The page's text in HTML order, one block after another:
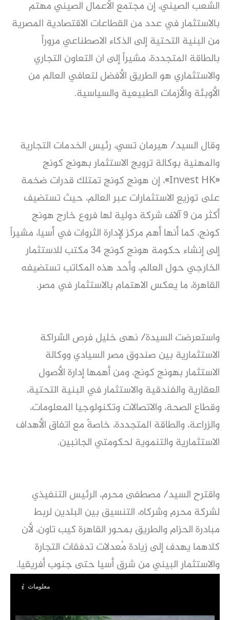
الشعب الصيني، إن مجتمع الأعمال الصيني مهتم
بالاستثمار في عدد من القطاعات الاقتصادية المصرية
من البنية التحتية إلى الذكاء الاصطناعي مروراً
بالطاقة المتجددة، مشيراً إلى ان التعاون التجاري
والاستثماري هو الطريق الأفضل لتعافي العالم من
الأوبئة والأزمات الطبيعية والسياسية.
وقال السيد/ هيرمان تسي، رئيس الخدمات التجارية
والمهنية بوكالة ترويج الاستثمار بهونج كونج
«Invest HK»، إن هونج كونج تمتلك قدرات ضخمة
على توزيع الاستثمارات عبر العالم، حيث تستضيف
أكثر من ٩ آلاف شركة دولية لها فروع خارج هونج
كونج، كما أنها أهم مركز لإدارة الثروات في أسيا، مشيراً
إلى إنشاء حكومة هونج كونج 34 مكتب للاستثمار
الخارجي حول العالم، وأحد هذه المكاتب تستضيفه
القاهرة، ما يعكس الاهتمام بالاستثمار في مصر.
واستعرضت السيدة/ نهى خليل فرص الشراكة
الاستثمارية بين صندوق مصر السيادي ووكالة
الاستثمار بهونج كونج، ومن أهمها إدارة الأصول
العقارية والفندقية والاستثمار في البنية التحتية،
وقطاع الصحة، والاتصالات وتكنولوجيا المعلومات،
والزراعة، والطاقة المتجددة، خاصةً مع اتفاق الأهداف
الاستثمارية والتنموية لحكومتي الجانبين.
واقترح السيد/ مصطفى محرم، الرئيس التنفيذي
لشركة محرم وشركاه، التنسيق بين البلدين لربط
مبادرة الحزام والطريق بمحور القاهرة كيب تاون، لأن
كلاهما يهدف إلى زيادة مُعدلات تدفقات التجارة
والاستثمار البيني من شرق أسيا حتى جنوب أفريقيا.
معلومات